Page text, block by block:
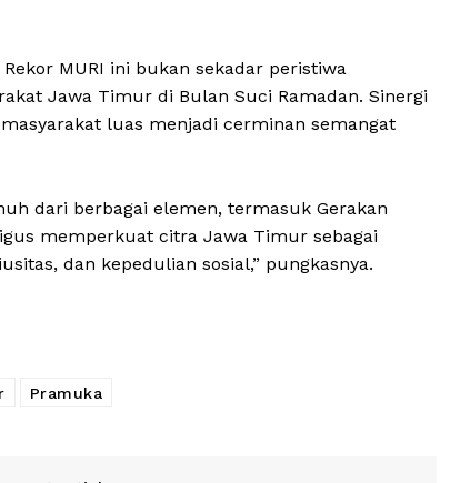
MURI ini bukan sekadar peristiwa
Jawa Timur di Bulan Suci Ramadan. Sinergi
luas menjadi cerminan semangat
dari berbagai elemen, termasuk Gerakan
memperkuat citra Jawa Timur sebagai
dan kepedulian sosial,” pungkasnya.
Pramuka